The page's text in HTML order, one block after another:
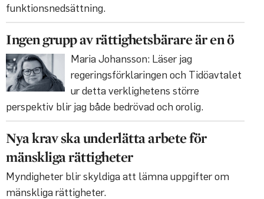
funktionsnedsättning.
Ingen grupp av rättighetsbärare är en ö
Maria Johansson: Läser jag
regeringsförklaringen och Tidöavtalet
ur detta verklighetens större
perspektiv blir jag både bedrövad och orolig.
Nya krav ska underlätta arbete för
mänskliga rättigheter
Myndigheter blir skyldiga att lämna uppgifter om
mänskliga rättigheter.